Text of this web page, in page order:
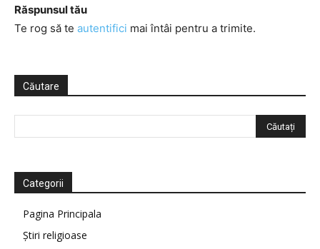
Răspunsul tău
Te rog să te autentifici mai întâi pentru a trimite.
Căutare
Categorii
Pagina Principala
Știri religioase